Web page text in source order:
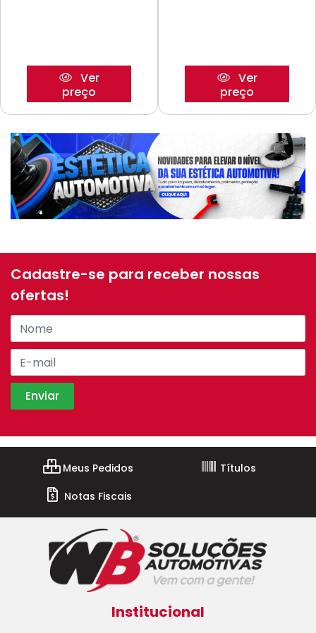
Ver
preço
Ver
preço
Cadastre-se para receber nossas
ofertas!
Meus Pedidos
Títulos
Notas Fiscais
Institucional